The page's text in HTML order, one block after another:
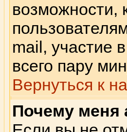
возможности,
mail, участие
всего пару
Вернуться к
Почему меня